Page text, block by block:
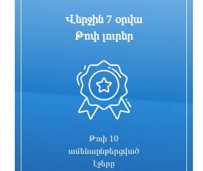
հանցագործությունների դեպքերի
առթիվ նախաձեռնվել է 209
քրեական վարույթ
Սա կարելի է որպես
մարտահրավեր դիտարկել
Չուամենին և Կամավինգան
գերադասում են մնալ Մադրիդում
Վերջին 7 օրվա
Թոփ լուրեր
Թոփ 10
ամենաընթերցված
էջերը